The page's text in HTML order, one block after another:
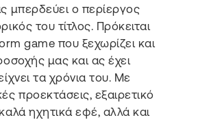
μπερδεύει ο περίεργος
του τίτλος. Πρόκειται
game που ξεχωρίζει και
μας και ας έχει
τα χρόνια του. Με
προεκτάσεις, εξαιρετικό
ηχητικά εφέ, αλλά και